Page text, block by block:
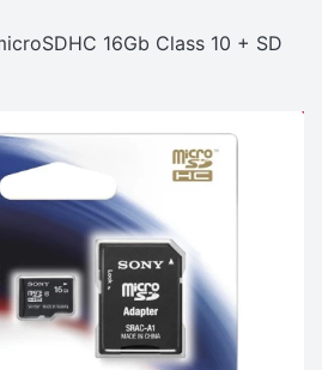
16Gb Class 10 + SD
-4 000₸